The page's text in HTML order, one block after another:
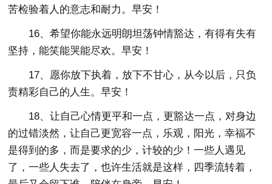
苦检验着人的意志和耐力。早安！
16、希望你能永远明朗坦荡钟情豁达，有得有失有
坚持，能笑能哭能尽欢。早安！
17、愿你放下执着，放下不甘心，从今以后，只负
责精彩自己的人生。早安！
18、让自己心情更平和一点，更豁达一点，对身边
的过错淡然，让自己更宽容一点，乐观，阳光，幸福不
是得到的多，而是要求的少，计较的少！一些人遇见
了，一些人失去了，也许生活就是这样，四季流转着，